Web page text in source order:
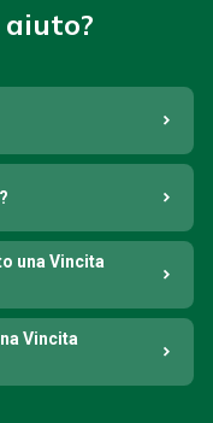
una Vincita
Vincita